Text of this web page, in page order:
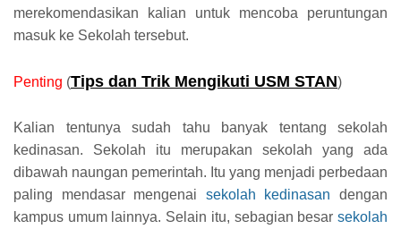
merekomendasikan kalian untuk mencoba peruntungan
masuk ke Sekolah tersebut.
Penting (Tips dan Trik Mengikuti USM STAN)
Kalian tentunya sudah tahu banyak tentang sekolah
kedinasan. Sekolah itu merupakan sekolah yang ada
dibawah naungan pemerintah. Itu yang menjadi perbedaan
paling mendasar mengenai sekolah kedinasan dengan
kampus umum lainnya. Selain itu, sebagian besar sekolah